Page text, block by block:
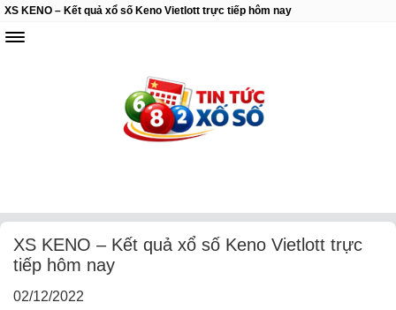
XS KENO – Kết quả xổ số Keno Vietlott trực tiếp hôm nay
XS KENO – Kết quả xổ số Keno Vietlott trực
tiếp hôm nay
02/12/2022